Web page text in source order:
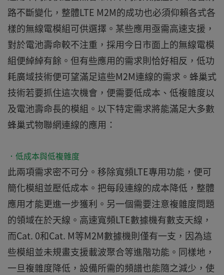
路不斷變化，整體LTE M2M的成功也必須仰賴各式各
樣的無線電模組可供選擇。某些應用亟需高速支援，
對於電池壽命較不注重，採用今日市面上的無線電模
組便綽綽有餘。但有些應用的需求則恰好相反，低功
耗廣域技術便可望滿足這些M2M連線的需求。蜂巢式
技術若要抓住這次機會，便需要低成本、低複雜度以
及電池壽命長的模組。以下特定需求將能滿足大多數
蜂巢式物聯網連線的應用：
．低成本與低複雜度
此兩項需求密不可分。移除寬頻LTE專用功能，便可
簡化模組並壓低成本。把每段連線的成本降低，整體
應用才能更進一步獲利。另一個需要注意複雜度問題
的領域在於天線。高速寬頻LTE數據機有數支天線，
而Cat. 0和Cat. M等M2M數據機則僅有一支，因為這
些模組並未規畫支援載波聚合等進階功能。同樣地，
一旦複雜度降低，設備所需的頻譜也能隨之減少，使